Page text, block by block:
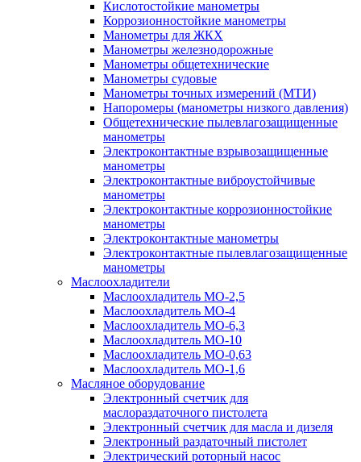
Кислотостойкие манометры
Коррозионностойкие манометры
Манометры для ЖКХ
Манометры железнодорожные
Манометры общетехнические
Манометры судовые
Манометры точных измерений (МТИ)
Напоромеры (манометры низкого давления)
Общетехнические пылевлагозащищенные
манометры
Электроконтактные взрывозащищенные
манометры
Электроконтактные виброустойчивые
манометры
Электроконтактные коррозионностойкие
манометры
Электроконтактные манометры
Электроконтактные пылевлагозащищенные
манометры
Маслоохладители
Маслоохладитель MO-2,5
Маслоохладитель MO-4
Маслоохладитель МО-6,3
Маслоохладитель МО-10
Маслоохладитель MO-0,63
Маслоохладитель MO-1,6
Масляное оборудование
Электронный счетчик для
маслораздаточного пистолета
Электронный счетчик для масла и дизеля
Электронный раздаточный пистолет
Электрический роторный насос